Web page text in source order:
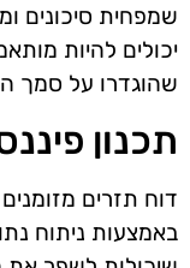
שמפחית סיכונים
יכולים להיות
שהוגדרו על סמך
תכנון
דוח תזרים
באמצעות ניתוח